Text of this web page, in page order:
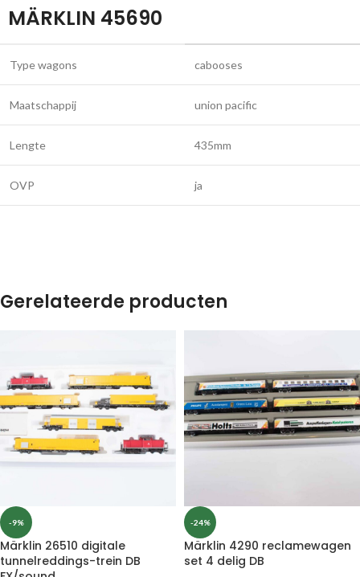
MÄRKLIN 45690
Type wagons cabooses
Maatschappij union pacific
Lengte 435mm
OVP ja
Gerelateerde producten
-9%
Märklin 26510 digitale
tunnelreddings-trein DB
-24%
Märklin 4290 reclamewagen
set 4 delig DB